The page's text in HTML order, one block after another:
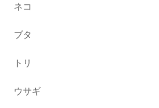
ネコ
ブタ
トリ
ウサギ